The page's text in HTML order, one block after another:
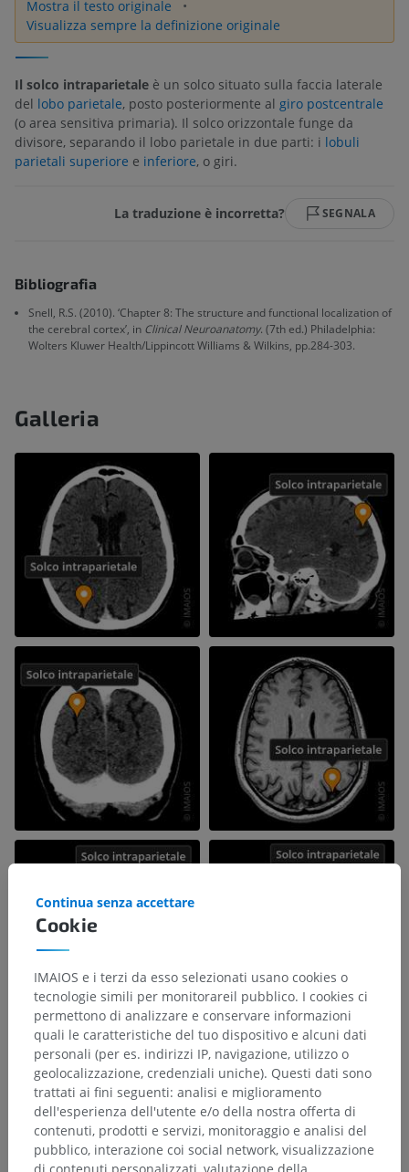
Mostra il testo originale
Visualizza sempre la definizione originale
Il solco intraparietale è un solco situato sulla faccia laterale
del lobo parietale, posto posteriormente al giro postcentrale
(o area sensitiva primaria). Il solco orizzontale funge da
divisore, separando il lobo parietale in due parti: i lobuli
parietali superiore e inferiore, o giri.
La traduzione è incorretta? SEGNALA
Bibliografia
Snell, R.S. (2010). ‘Chapter 8: The structure and functional localization of
the cerebral cortex’, in Clinical Neuroanatomy. (7th ed.) Philadelphia:
Wolters Kluwer Health/Lippincott Williams & Wilkins, pp.284-303.
Galleria
Cookie
Continua senza accettare
IMAIOS e i terzi da esso selezionati usano cookies o
tecnologie simili per monitorareil pubblico. I cookies ci
permettono di analizzare e conservare informazioni
quali le caratteristiche del tuo dispositivo e alcuni dati
personali (per es. indirizzi IP, navigazione, utilizzo o
geolocalizzazione, credenziali uniche). Questi dati sono
trattati ai fini seguenti: analisi e miglioramento
dell'esperienza dell'utente e/o della nostra offerta di
contenuti, prodotti e servizi, monitoraggio e analisi del
pubblico, interazione coi social network, visualizzazione